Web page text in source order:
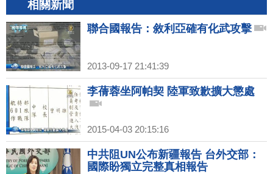
相關新聞
聯合國報告：敘利亞確有化武攻擊
2013-09-17 21:41:39
李蒨蓉坐阿帕契 陸軍致歉擴大懲處
2015-04-03 20:15:16
中共阻UN公布新疆報告 台外交部：
國際盼獨立完整真相報告